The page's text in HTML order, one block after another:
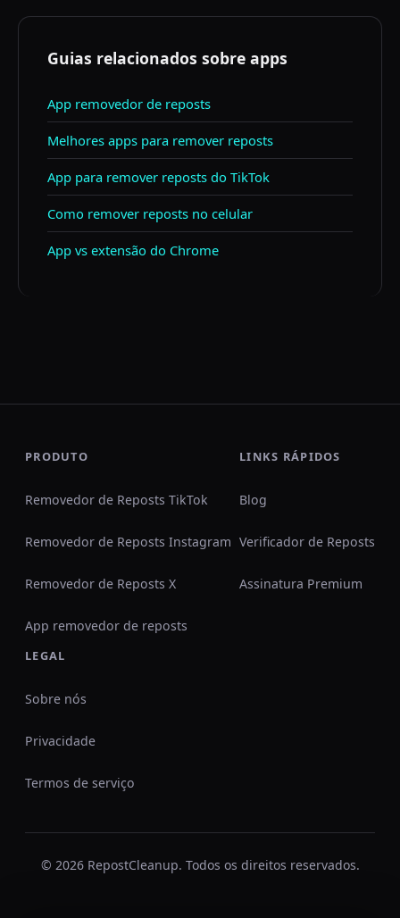
Guias relacionados sobre apps
App removedor de reposts
Melhores apps para remover reposts
App para remover reposts do TikTok
Como remover reposts no celular
App vs extensão do Chrome
PRODUTO
Removedor de Reposts TikTok
Removedor de Reposts Instagram
Removedor de Reposts X
App removedor de reposts
LINKS RÁPIDOS
Blog
Verificador de Reposts
Assinatura Premium
LEGAL
Sobre nós
Privacidade
Termos de serviço
© 2026 RepostCleanup. Todos os direitos reservados.